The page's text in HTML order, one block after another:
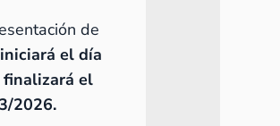
de
el día
el
2026.